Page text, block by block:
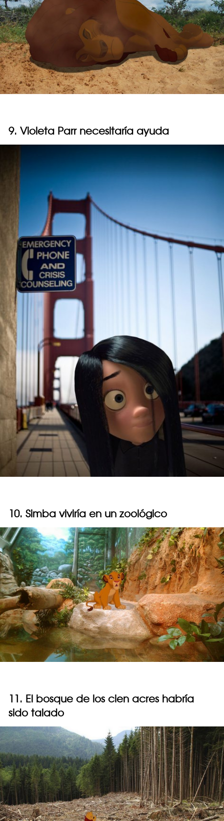
9. Violeta Parr necesitaría ayuda
10. Simba viviría en un zoológico
11. El bosque de los cien acres habría
sido talado